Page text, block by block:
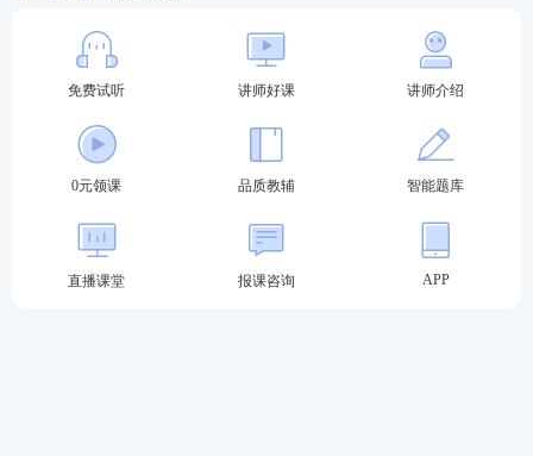
硕士学位
工学门类、管理科学
与工程类
满2年
工学门类、管理科学
另外还有一个非常关键的时间节点，请务必留意：
部分科目，工作年限的截止日期计算到报考第一年的1
2月底，即2025年12月31日。也就是说，跨年度报考
免费试听 讲师好课 讲师介绍
0元领课 品质教辅 智能题库
直播课堂 报课咨询 APP